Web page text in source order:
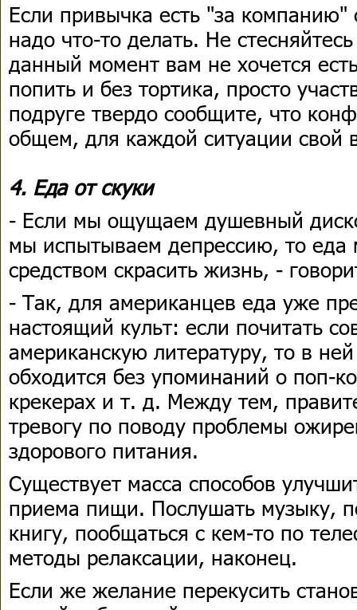
Если привычка есть "за компанию"
надо что-то делать. Не
данный момент вам не хочется
попить и без тортика, просто
подруге твердо сообщите, что
общем, для каждой ситуации свой
4. Еда от скуки
- Если мы ощущаем душевный
мы испытываем депрессию, то еда
средством скрасить жизнь, -
- Так, для американцев еда уже
настоящий культ: если почитать
американскую литературу, то в
обходится без упоминаний о поп-
крекерах и т. д. Между тем,
тревогу по поводу проблемы
здорового питания.
Существует масса способов
приема пищи. Послушать музыку,
книгу, пообщаться с кем-то по
методы релаксации, наконец.
Если же желание перекусить